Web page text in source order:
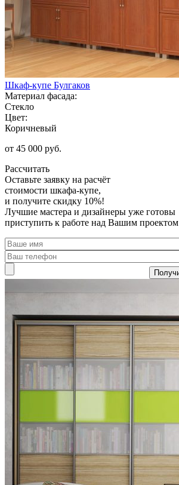
Шкаф-купе Булгаков
Материал фасада:
Стекло
Цвет:
Коричневый
от 45 000 руб.
Рассчитать
Оставьте заявку на расчёт
стоимости шкафа-купе,
и получите скидку 10%!
Лучшие мастера и дизайнеры уже готовы
приступить к работе над Вашим проектом